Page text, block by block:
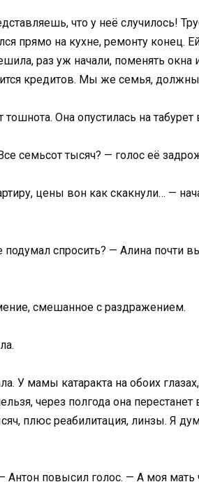
что у неё случилось!
прямо на кухне, ремонту конец.
раз уж начали, поменять окна
кредитов. Мы же семья,
Она опустилась на
семьсот тысяч? — голос её
цены вон как скакнули… —
спросить? — Алина почти
смешанное с раздражением.
У мамы катаракта на обоих
через полгода она перестанет
плюс реабилитация, линзы. Я
повысил голос. — А моя мать